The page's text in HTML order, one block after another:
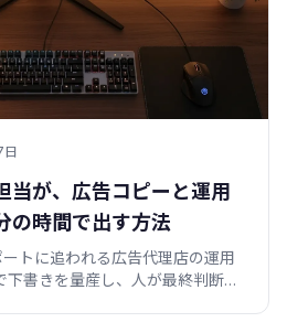
日
当が、広告コピーと運用
の時間で出す方法
トに追われる広告代理店の運用
書きを量産し、人が最終判断す